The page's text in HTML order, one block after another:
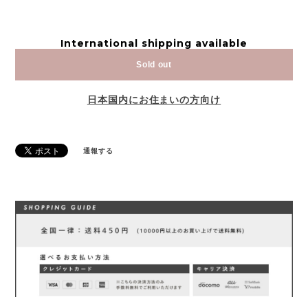
International shipping available
Sold out
日本国内にお住まいの方向け
通報する